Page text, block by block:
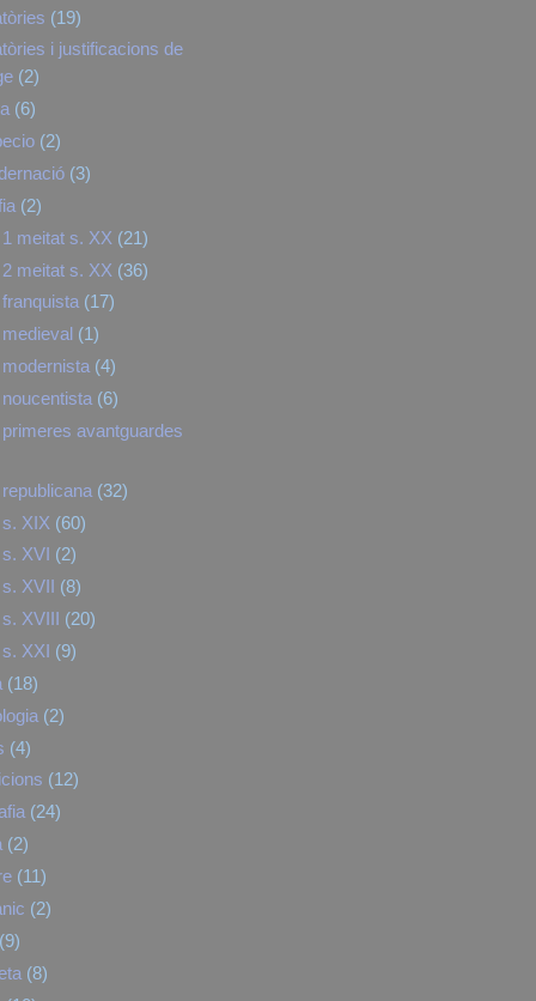
(19)
i justificacions de
(2)
(6)
(2)
(3)
(2)
meitat s. XX (21)
meitat s. XX (36)
(17)
(1)
(4)
(6)
avantguardes
(32)
XIX (60)
XVI (2)
XVII (8)
XVIII (20)
XXI (9)
(18)
(2)
(4)
(12)
(24)
(2)
(11)
(2)
(9)
(8)